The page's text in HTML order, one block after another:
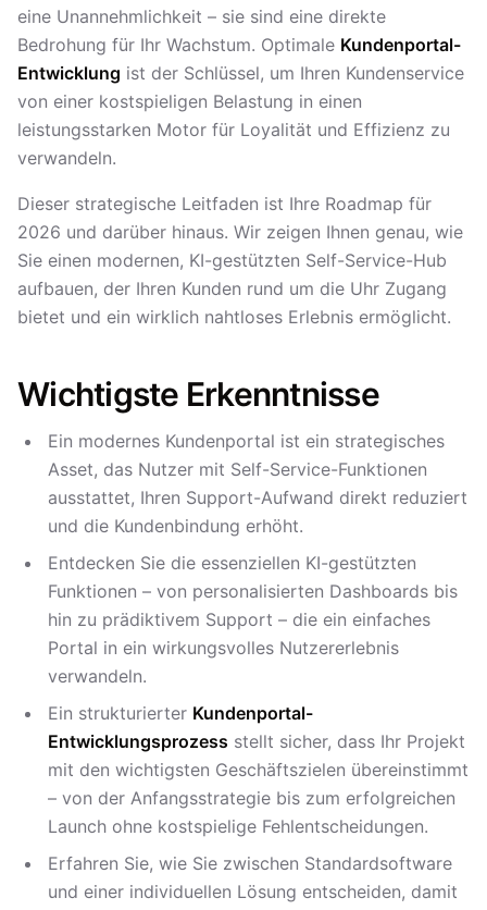
eine Unannehmlichkeit – sie sind eine direkte
Bedrohung für Ihr Wachstum. Optimale Kundenportal-
Entwicklung ist der Schlüssel, um Ihren Kundenservice
von einer kostspieligen Belastung in einen
leistungsstarken Motor für Loyalität und Effizienz zu
verwandeln.
Dieser strategische Leitfaden ist Ihre Roadmap für
2026 und darüber hinaus. Wir zeigen Ihnen genau, wie
Sie einen modernen, KI-gestützten Self-Service-Hub
aufbauen, der Ihren Kunden rund um die Uhr Zugang
bietet und ein wirklich nahtloses Erlebnis ermöglicht.
Wichtigste Erkenntnisse
Ein modernes Kundenportal ist ein strategisches
Asset, das Nutzer mit Self-Service-Funktionen
ausstattet, Ihren Support-Aufwand direkt reduziert
und die Kundenbindung erhöht.
Entdecken Sie die essenziellen KI-gestützten
Funktionen – von personalisierten Dashboards bis
hin zu prädiktivem Support – die ein einfaches
Portal in ein wirkungsvolles Nutzererlebnis
verwandeln.
Ein strukturierter Kundenportal-
Entwicklungsprozess stellt sicher, dass Ihr Projekt
mit den wichtigsten Geschäftszielen übereinstimmt
– von der Anfangsstrategie bis zum erfolgreichen
Launch ohne kostspielige Fehlentscheidungen.
Erfahren Sie, wie Sie zwischen Standardsoftware
und einer individuellen Lösung entscheiden, damit